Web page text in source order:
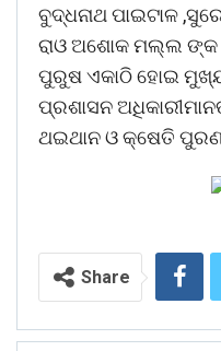
ବୁଦ୍ଧନାଥ ପାଇଟାଳ
ରାଓ ଅଶୋକ ମଲ୍ଲ ଙ୍କ
ପୁରୁଷ ଏକାଠି ହୋଇ
ପ୍ରଶାସନ
ଥଇଥାନ ଓ କ୍ଷେତି
Share